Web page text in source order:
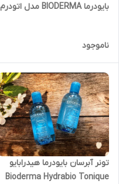
بایودرما BIODERMA مدل اتودرم
ناموجود
تونر آبرسان بایودرما هیدرابایو
Bioderma Hydrabio Tonique